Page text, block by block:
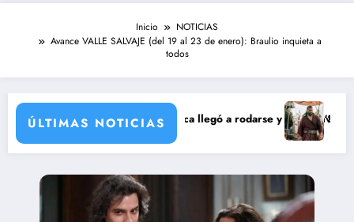
Inicio
NOTICIAS
Avance VALLE SALVAJE (del 19 al 23 de enero): Braulio inquieta a
todos
ÚLTIMAS NOTICIAS
de María Castro
Ordóñez que nunca llegó a rodarse y que convertía a Isabel
‘Sandokán’